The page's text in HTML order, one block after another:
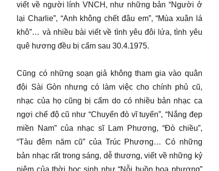
viết về người lính VNCH, như những bản “Người ở
lại Charlie”, “Anh không chết đâu em”, “Mùa xuân lá
khô”… và nhiều bài viết về tình yêu đôi lứa, tình yêu
quê hương đều bị cấm sau 30.4.1975.
Cũng có những soạn giả không tham gia vào quân
đội Sài Gòn nhưng có làm việc cho chính phủ cũ,
nhạc của họ cũng bị cấm do có nhiều bản nhạc ca
ngợi chế độ cũ như “Chuyến đò vĩ tuyến”, “Nắng đẹp
miền Nam” của nhạc sĩ Lam Phương, “Đò chiều”,
“Tàu đêm năm cũ” của Trúc Phương… Có những
bản nhạc rất trong sáng, dễ thương, viết về những kỷ